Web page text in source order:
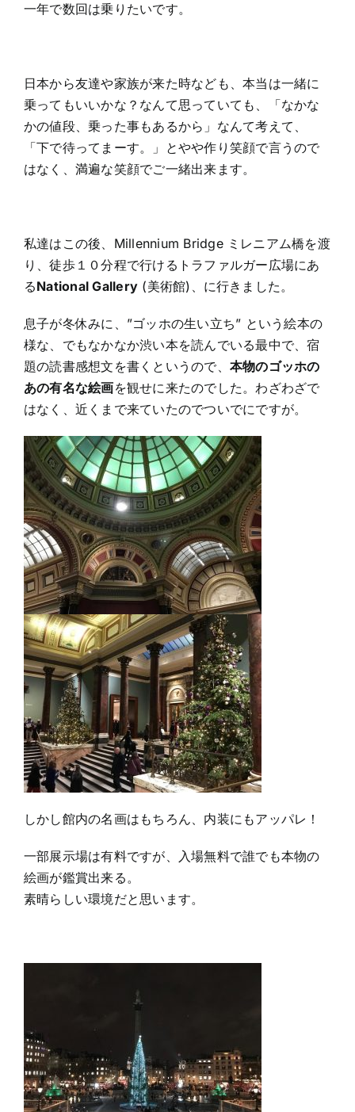
一年で数回は乗りたいです。
日本から友達や家族が来た時なども、本当は一緒に
乗ってもいいかな？なんて思っていても、「なかな
かの値段、乗った事もあるから」なんて考えて、
「下で待ってまーす。」とやや作り笑顔で言うので
はなく、満遍な笑顔でご一緒出来ます。
私達はこの後、Millennium Bridge ミレニアム橋を渡
り、徒歩１０分程で行けるトラファルガー広場にあ
るNational Gallery (美術館)、に行きました。
息子が冬休みに、”ゴッホの生い立ち” という絵本の
様な、でもなかなか渋い本を読んでいる最中で、宿
題の読書感想文を書くというので、 本物のゴッホの
あの有名な絵画を観せに来たのでした。わざわざで
はなく、近くまで来ていたのでついでにですが。
しかし館内の名画はもちろん、内装にもアッパレ！
一部展示場は有料ですが、入場無料で誰でも本物の
絵画が鑑賞出来る。
素晴らしい環境だと思います。